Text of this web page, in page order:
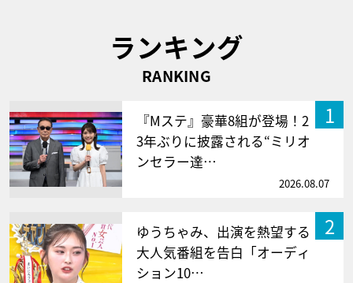
ランキング
RANKING
1
『Mステ』豪華8組が登場！2
3年ぶりに披露される“ミリオ
ンセラー達…
2026.08.07
2
ゆうちゃみ、出演を熱望する
大人気番組を告白「オーディ
ション10…